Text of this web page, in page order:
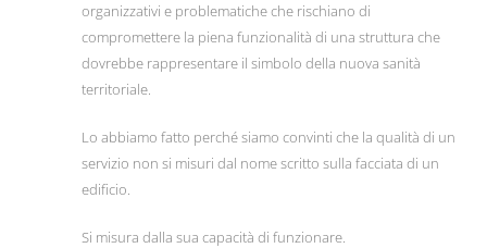
organizzativi e problematiche che rischiano di
compromettere la piena funzionalità di una struttura che
dovrebbe rappresentare il simbolo della nuova sanità
territoriale.
Lo abbiamo fatto perché siamo convinti che la qualità di un
servizio non si misuri dal nome scritto sulla facciata di un
edificio.
Si misura dalla sua capacità di funzionare.